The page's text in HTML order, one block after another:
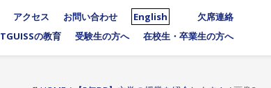
アクセス お問い合わせ English
欠席連絡
TGUISSの教育 受験生の方へ 在校生・卒業生の方へ